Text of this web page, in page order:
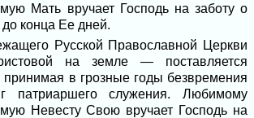
Мать вручает Господь на заботу о
конца Ее дней.
Русской Право­славной Церкви
на земле — поставляется
при­нимая в грозные годы безвремения
патриаршего служения. Любимому
Невесту Свою вруча­ет Господь на